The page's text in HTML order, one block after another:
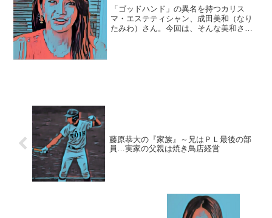
「ゴッドハンド」の異名を持つカリス
マ・エステティシャン、成田美和（なり
たみわ）さん。今回は、そんな美和さん
藤原恭大の『家族』～兄はＰＬ最後の部
員…実家の父親は焼き鳥店経営